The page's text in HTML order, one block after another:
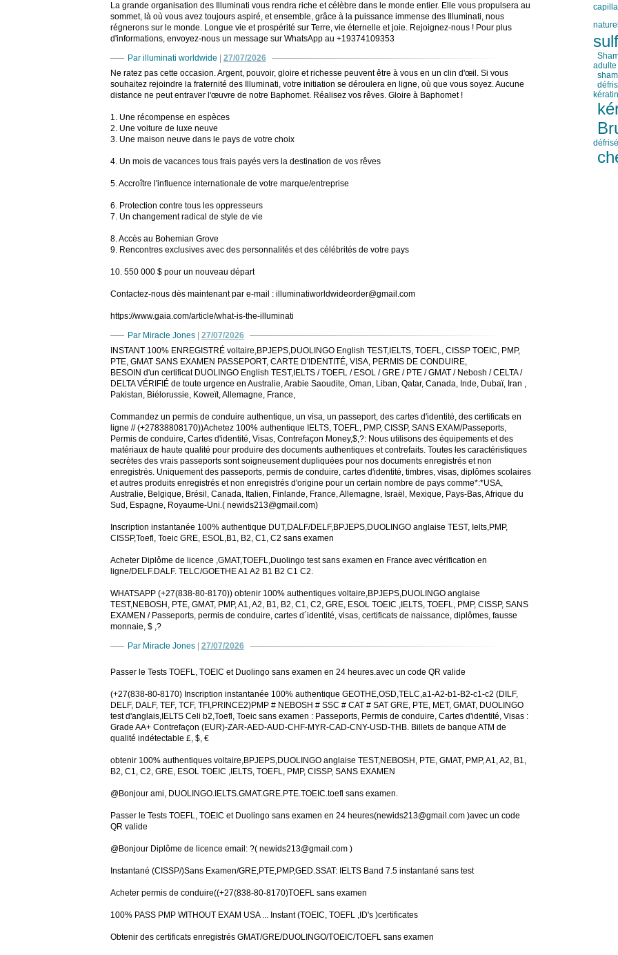
La grande organisation des Illuminati vous rendra riche et célèbre dans le monde entier. Elle vous propulsera au
sommet, là où vous avez toujours aspiré, et ensemble, grâce à la puissance immense des Illuminati, nous
régnerons sur le monde. Longue vie et prospérité sur Terre, vie éternelle et joie. Rejoignez-nous ! Pour plus
d'informations, envoyez-nous un message sur WhatsApp au +19374109353
Par illuminati worldwide
27/07/2026
Ne ratez pas cette occasion. Argent, pouvoir, gloire et richesse peuvent être à vous en un clin d'œil. Si vous
souhaitez rejoindre la fraternité des Illuminati, votre initiation se déroulera en ligne, où que vous soyez. Aucune
distance ne peut entraver l'œuvre de notre Baphomet. Réalisez vos rêves. Gloire à Baphomet !
1. Une récompense en espèces
2. Une voiture de luxe neuve
3. Une maison neuve dans le pays de votre choix
4. Un mois de vacances tous frais payés vers la destination de vos rêves
5. Accroître l'influence internationale de votre marque/entreprise
6. Protection contre tous les oppresseurs
7. Un changement radical de style de vie
8. Accès au Bohemian Grove
9. Rencontres exclusives avec des personnalités et des célébrités de votre pays
10. 550 000 $ pour un nouveau départ
Contactez-nous dès maintenant par e-mail : illuminatiworldwideorder@gmail.com
https://www.gaia.com/article/what-is-the-illuminati
Par Miracle Jones
27/07/2026
INSTANT 100% ENREGISTRÉ voltaire,BPJEPS,DUOLINGO English TEST,IELTS, TOEFL, CISSP TOEIC, PMP,
PTE, GMAT SANS EXAMEN PASSEPORT, CARTE D'IDENTITÉ, VISA, PERMIS DE CONDUIRE,
BESOIN d'un certificat DUOLINGO English TEST,IELTS / TOEFL / ESOL / GRE / PTE / GMAT / Nebosh / CELTA /
DELTA VÉRIFIÉ de toute urgence en Australie, Arabie Saoudite, Oman, Liban, Qatar, Canada, Inde, Dubaï, Iran ,
Pakistan, Biélorussie, Koweït, Allemagne, France,
Commandez un permis de conduire authentique, un visa, un passeport, des cartes d'identité, des certificats en
ligne // (+27838808170))Achetez 100% authentique IELTS, TOEFL, PMP, CISSP, SANS EXAM/Passeports,
Permis de conduire, Cartes d'identité, Visas, Contrefaçon Money,$,?: Nous utilisons des équipements et des
matériaux de haute qualité pour produire des documents authentiques et contrefaits. Toutes les caractéristiques
secrètes des vrais passeports sont soigneusement dupliquées pour nos documents enregistrés et non
enregistrés. Uniquement des passeports, permis de conduire, cartes d'identité, timbres, visas, diplômes scolaires
et autres produits enregistrés et non enregistrés d'origine pour un certain nombre de pays comme*:*USA,
Australie, Belgique, Brésil, Canada, Italien, Finlande, France, Allemagne, Israël, Mexique, Pays-Bas, Afrique du
Sud, Espagne, Royaume-Uni.( newids213@gmail.com)
Inscription instantanée 100% authentique DUT,DALF/DELF,BPJEPS,DUOLINGO anglaise TEST, Ielts,PMP,
CISSP,Toefl, Toeic GRE, ESOL,B1, B2, C1, C2 sans examen
Acheter Diplôme de licence ,GMAT,TOEFL,Duolingo test sans examen en France avec vérification en
ligne/DELF.DALF. TELC/GOETHE A1 A2 B1 B2 C1 C2.
WHATSAPP (+27(838-80-8170)) obtenir 100% authentiques voltaire,BPJEPS,DUOLINGO anglaise
TEST,NEBOSH, PTE, GMAT, PMP, A1, A2, B1, B2, C1, C2, GRE, ESOL TOEIC ,IELTS, TOEFL, PMP, CISSP, SANS
EXAMEN / Passeports, permis de conduire, cartes d´identité, visas, certificats de naissance, diplômes, fausse
monnaie, $ ,?
Par Miracle Jones
27/07/2026
Passer le Tests TOEFL, TOEIC et Duolingo sans examen en 24 heures.avec un code QR valide
(+27(838-80-8170) Inscription instantanée 100% authentique GEOTHE,OSD,TELC,a1-A2-b1-B2-c1-c2 (DILF,
DELF, DALF, TEF, TCF, TFI,PRINCE2)PMP # NEBOSH # SSC # CAT # SAT GRE, PTE, MET, GMAT, DUOLINGO
test d'anglais,IELTS Celi b2,Toefl, Toeic sans examen : Passeports, Permis de conduire, Cartes d'identité, Visas :
Grade AA+ Contrefaçon (EUR)-ZAR-AED-AUD-CHF-MYR-CAD-CNY-USD-THB. Billets de banque ATM de
qualité indétectable £, $, €
obtenir 100% authentiques voltaire,BPJEPS,DUOLINGO anglaise TEST,NEBOSH, PTE, GMAT, PMP, A1, A2, B1,
B2, C1, C2, GRE, ESOL TOEIC ,IELTS, TOEFL, PMP, CISSP, SANS EXAMEN
@Bonjour ami, DUOLINGO.IELTS.GMAT.GRE.PTE.TOEIC.toefl sans examen.
Passer le Tests TOEFL, TOEIC et Duolingo sans examen en 24 heures(newids213@gmail.com )avec un code
QR valide
@Bonjour Diplôme de licence email: ?( newids213@gmail.com )
Instantané (CISSP/)Sans Examen/GRE,PTE,PMP,GED.SSAT: IELTS Band 7.5 instantané sans test
Acheter permis de conduire((+27(838-80-8170)TOEFL sans examen
100% PASS PMP WITHOUT EXAM USA ... Instant (TOEIC, TOEFL ,ID's )certificates
Obtenir des certificats enregistrés GMAT/GRE/DUOLINGO/TOEIC/TOEFL sans examen
adulte